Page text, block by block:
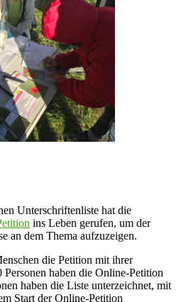
Unterschriftenliste hat die
ins Leben gerufen, um der
an dem Thema aufzuzeigen.
die Petition mit ihrer
haben die Online-Petition
haben die Liste unterzeichnet, mit
Start der Online-Petition